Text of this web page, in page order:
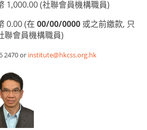
1,000.00 (社聯會員機構職員)
0.00 (在 00/00/0000 或之前繳款, 只
聯會員機構職員)
2470 or institute@hkcss.org.hk